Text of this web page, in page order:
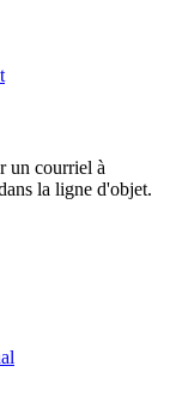
un courriel à
la ligne d'objet.